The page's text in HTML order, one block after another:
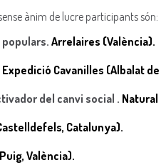
ànim de lucre participants són:
populars. Arrelaires (València).
Expedició Cavanilles (Albalat
del canvi social .
Catalunya).
València).